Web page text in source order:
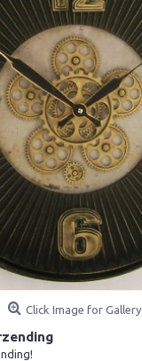
Click Image for Gallery